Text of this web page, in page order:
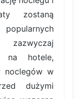
zostaną
zazwyczaj
na hotele,
noclegów w
dużymi